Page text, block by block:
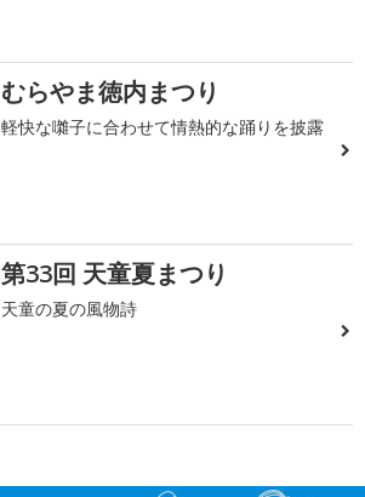
むらやま徳内まつり
軽快な囃子に合わせて情熱的な踊りを披露
第33回 天童夏まつり
天童の夏の風物詩